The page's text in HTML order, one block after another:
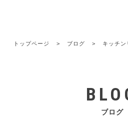
トップページ > ブログ >
キッチン
ブログ